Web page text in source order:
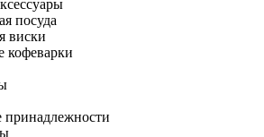
посуда
виски
кофеварки